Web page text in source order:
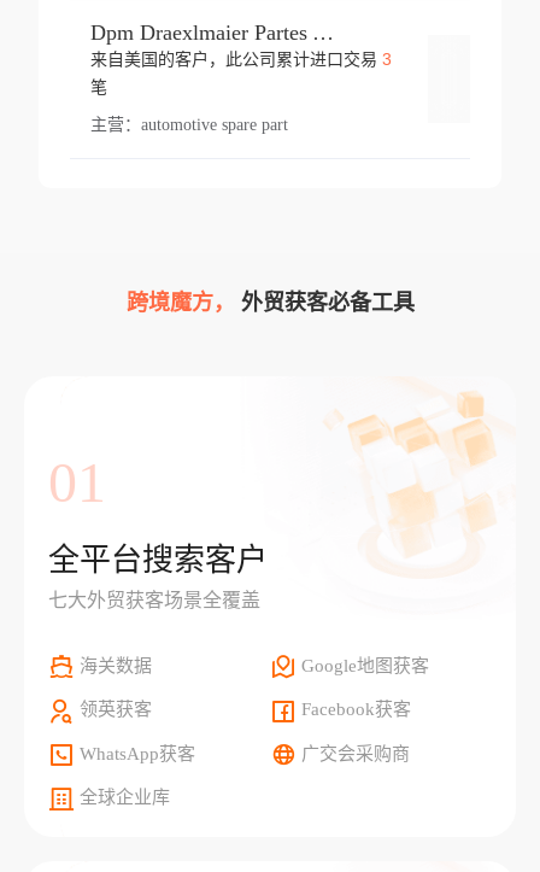
Dpm Draexlmaier Partes Automotrices Corr Ind Huejotzingo
来自美国的客户，此公司累计进口交易 3
笔
主营： automotive spare part
跨境魔方， 外贸获客必备工具
01
全平台搜索客户
七大外贸获客场景全覆盖
海关数据 Google地图获客
领英获客 Facebook获客
WhatsApp获客 广交会采购商
全球企业库